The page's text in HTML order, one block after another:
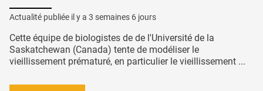
Actualité publiée il y a 3 semaines 6 jours
Cette équipe de biologistes de de l'Université de la
Saskatchewan (Canada) tente de modéliser le
vieillissement prématuré, en particulier le vieillissement ...